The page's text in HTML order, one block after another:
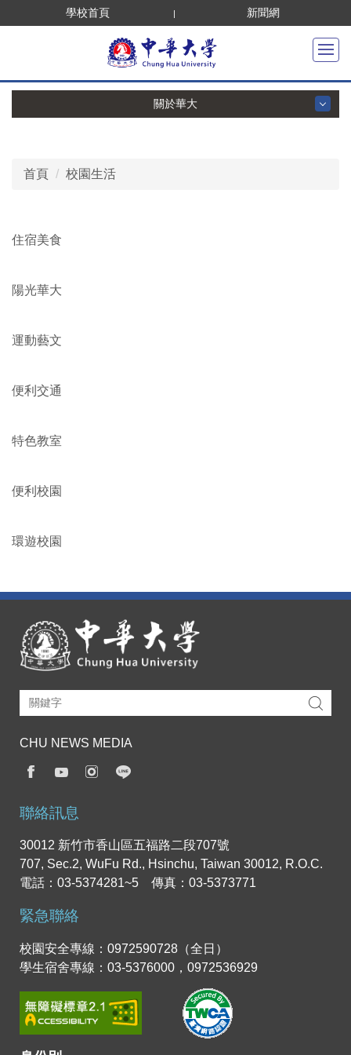
內
學校首頁 新聞網
關於華大
學校概況
使命願景
績優表現
董事會
首頁 校園生活
住宿美食
陽光華大
運動藝文
便利交通
特色教室
便利校園
環遊校園
CHU NEWS MEDIA
聯絡訊息
30012 新竹市香山區五福路二段707號
707, Sec.2, WuFu Rd., Hsinchu, Taiwan 30012, R.O.C.
電話：03-5374281~5 傳真：03-5373771
緊急聯絡
校園安全專線：0972590728（全日）
學生宿舍專線：03-5376000，0972536929